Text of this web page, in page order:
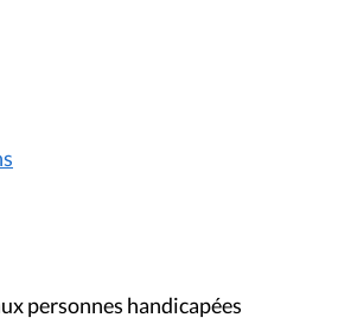
personnes handicapées